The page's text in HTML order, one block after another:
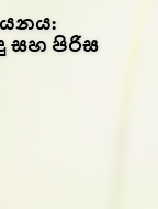
සහ පිරිස